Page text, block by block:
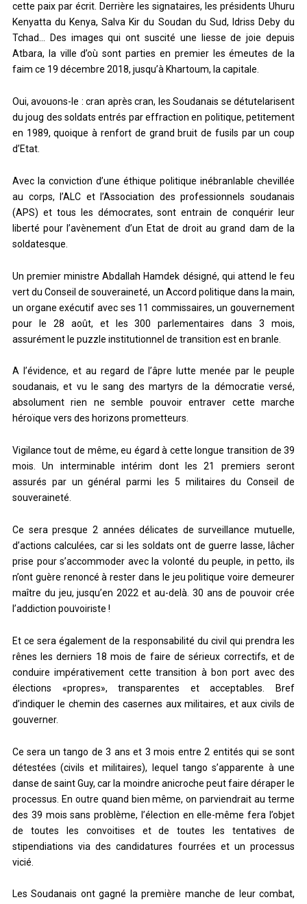
cette paix par écrit. Derrière les signataires, les présidents Uhuru
Kenyatta du Kenya, Salva Kir du Soudan du Sud, Idriss Deby du
Tchad… Des images qui ont suscité une liesse de joie depuis
Atbara, la ville d’où sont parties en premier les émeutes de la
faim ce 19 décembre 2018, jusqu’à Khartoum, la capitale.
Oui, avouons-le : cran après cran, les Soudanais se détutelarisent
du joug des soldats entrés par effraction en politique, petitement
en 1989, quoique à renfort de grand bruit de fusils par un coup
d’Etat.
Avec la conviction d’une éthique politique inébranlable chevillée
au corps, l’ALC et l’Association des professionnels soudanais
(APS) et tous les démocrates, sont entrain de conquérir leur
liberté pour l’avènement d’un Etat de droit au grand dam de la
soldatesque.
Un premier ministre Abdallah Hamdek désigné, qui attend le feu
vert du Conseil de souveraineté, un Accord politique dans la main,
un organe exécutif avec ses 11 commissaires, un gouvernement
pour le 28 août, et les 300 parlementaires dans 3 mois,
assurément le puzzle institutionnel de transition est en branle.
A l’évidence, et au regard de l’âpre lutte menée par le peuple
soudanais, et vu le sang des martyrs de la démocratie versé,
absolument rien ne semble pouvoir entraver cette marche
héroïque vers des horizons prometteurs.
Vigilance tout de même, eu égard à cette longue transition de 39
mois. Un interminable intérim dont les 21 premiers seront
assurés par un général parmi les 5 militaires du Conseil de
souveraineté.
Ce sera presque 2 années délicates de surveillance mutuelle,
d’actions calculées, car si les soldats ont de guerre lasse, lâcher
prise pour s’accommoder avec la volonté du peuple, in petto, ils
n’ont guère renoncé à rester dans le jeu politique voire demeurer
maître du jeu, jusqu’en 2022 et au-delà. 30 ans de pouvoir crée
l’addiction pouvoiriste !
Et ce sera également de la responsabilité du civil qui prendra les
rênes les derniers 18 mois de faire de sérieux correctifs, et de
conduire impérativement cette transition à bon port avec des
élections «propres», transparentes et acceptables. Bref
d’indiquer le chemin des casernes aux militaires, et aux civils de
gouverner.
Ce sera un tango de 3 ans et 3 mois entre 2 entités qui se sont
détestées (civils et militaires), lequel tango s’apparente à une
danse de saint Guy, car la moindre anicroche peut faire déraper le
processus. En outre quand bien même, on parviendrait au terme
des 39 mois sans problème, l’élection en elle-même fera l’objet
de toutes les convoitises et de toutes les tentatives de
stipendiations via des candidatures fourrées et un processus
vicié.
Les Soudanais ont gagné la première manche de leur combat,